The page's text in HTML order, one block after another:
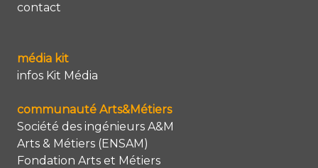
contact
média kit
infos Kit Média
communauté Arts&Métiers
Société des ingénieurs A&M
Arts & Métiers (ENSAM)
Fondation Arts et Métiers